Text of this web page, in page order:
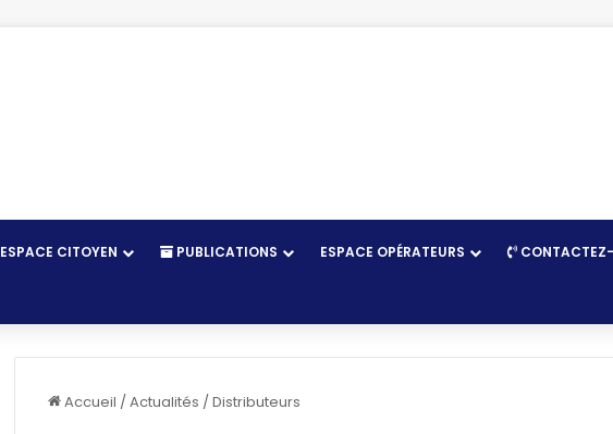
ESPACE CITOYEN PUBLICATIONS ESPACE OPÉRATEURS
Accueil /Actualités /Distributeurs